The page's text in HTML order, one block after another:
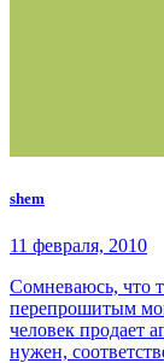
shem
11 февраля, 2010
Сомневаюсь, что
перепрошитым
человек продает
нужен,